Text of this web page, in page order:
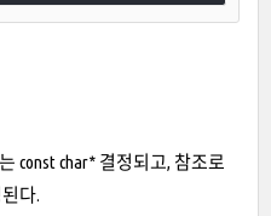
const char* 결정되고, 참조로
다.